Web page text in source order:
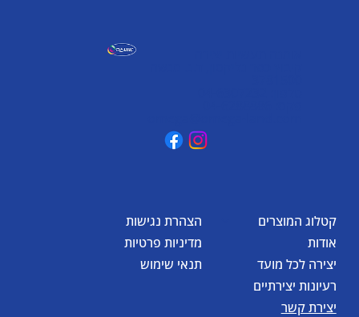
הצהרת נגישות
מדיניות פרטיות
תנאי שימוש
קטלוג המוצרים
אודות
יצירה לכל מועד
רעיונות יצירתיים
יצירת קשר